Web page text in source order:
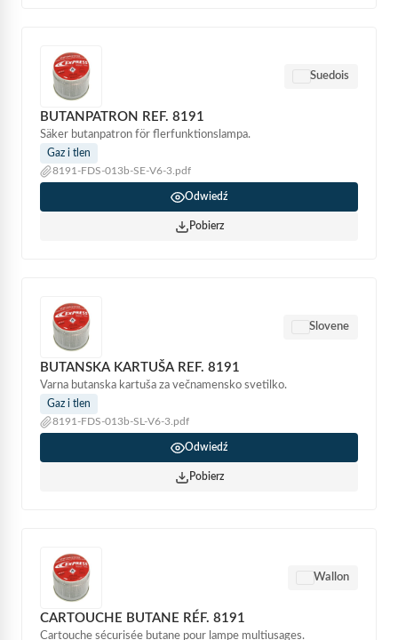
Suedois
BUTANPATRON REF. 8191
Säker butanpatron för flerfunktionslampa.
Gaz i tlen
8191-FDS-013b-SE-V6-3.pdf
Odwiedź
Pobierz
Slovene
BUTANSKA KARTUŠA REF. 8191
Varna butanska kartuša za večnamensko svetilko.
Gaz i tlen
8191-FDS-013b-SL-V6-3.pdf
Odwiedź
Pobierz
Wallon
CARTOUCHE BUTANE RÉF. 8191
Cartouche sécurisée butane pour lampe multiusages.